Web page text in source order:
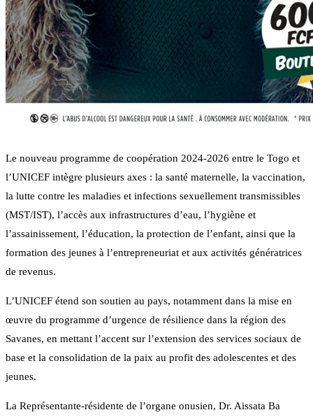
Le nouveau programme de coopération 2024-2026 entre le Togo et
l’UNICEF intègre plusieurs axes : la santé maternelle, la vaccination,
la lutte contre les maladies et infections sexuellement transmissibles
(MST/IST), l’accès aux infrastructures d’eau, l’hygiène et
l’assainissement, l’éducation, la protection de l’enfant, ainsi que la
formation des jeunes à l’entrepreneuriat et aux activités génératrices
de revenus.
L’UNICEF étend son soutien au pays, notamment dans la mise en
œuvre du programme d’urgence de résilience dans la région des
Savanes, en mettant l’accent sur l’extension des services sociaux de
base et la consolidation de la paix au profit des adolescentes et des
jeunes.
La Représentante-résidente de l’organe onusien, Dr. Aissata Ba